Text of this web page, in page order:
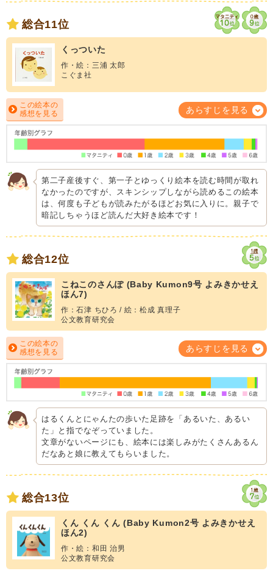
総合11位
くっついた
作・絵：三浦 太郎
こぐま社
この絵本の
感想を見る
あらすじを見る
第二子産後すぐ、第一子とゆっくり絵本を読む時間が取れ
なかったのですが、スキンシップしながら読めるこの絵本
は、何度も子どもが読みたがるほどお気に入りに。親子で
暗記しちゃうほど読んだ大好き絵本です！
総合12位
こねこのさんぽ (Baby Kumon9号 よみきかせえ
ほん7)
作：石津 ちひろ / 絵：松成 真理子
公文教育研究会
この絵本の
感想を見る
あらすじを見る
はるくんとにゃんたの歩いた足跡を「あるいた、あるい
た」と指でなぞっていました。
文章がないページにも、絵本には楽しみがたくさんあるん
だなあと娘に教えてもらいました。
総合13位
くん くん くん (Baby Kumon2号 よみきかせえ
ほん2)
作・絵：和田 治男
公文教育研究会